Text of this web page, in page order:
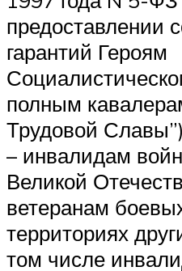
предоставлении
гарантий Героям
полным
Трудовой
– инвалидам
Великой
ветеранам
территориях
том числе